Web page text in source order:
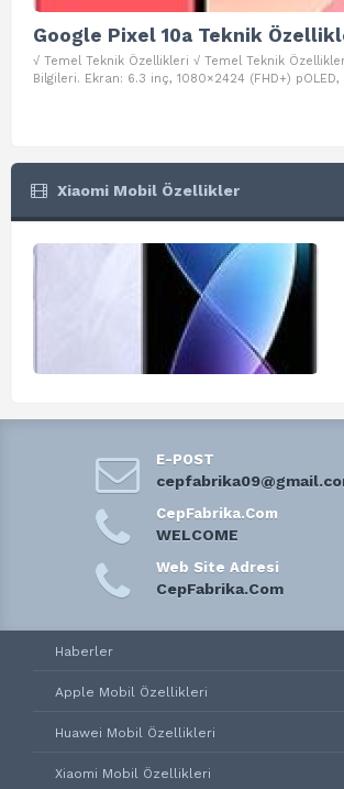
Google Pixel 10a Teknik
√ Temel Teknik Özellikleri √ Temel Teknik
Bilgileri. Ekran: 6.3 inç, 1080×2424 (FHD+) pOLED,
Xiaomi Mobil Özellikler
E-POST
CepFabrika.Com
WELCOME
Web Site Adresi
CepFabrika.Com
Haberler
Apple Mobil Özellikleri
Huawei Mobil Özellikleri
Xiaomi Mobil Özellikleri